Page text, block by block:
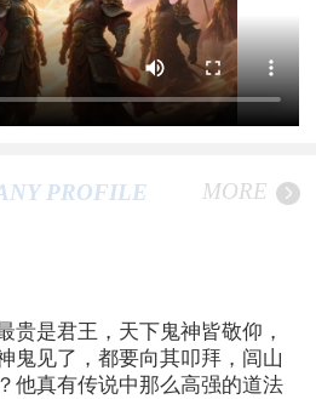
PROFILE MORE
贵是君王，天下鬼神皆敬仰，
鬼见了，都要向其叩拜，闾山
他真有传说中那么高强的道法